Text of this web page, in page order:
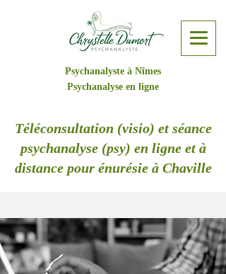
Psychanalyste à Nîmes
Psychanalyse en ligne
Téléconsultation (visio) et séance
psychanalyse (psy) en ligne et à
distance pour énurésie à Chaville